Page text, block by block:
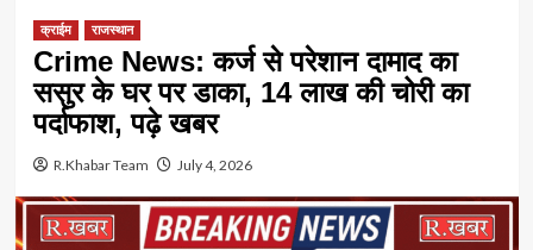
क्राईम राजस्थान
Crime News: कर्ज से परेशान दामाद का
ससुर के घर पर डाका, 14 लाख की चोरी का
पर्दाफाश, पढ़े खबर
R.Khabar Team July 4, 2026